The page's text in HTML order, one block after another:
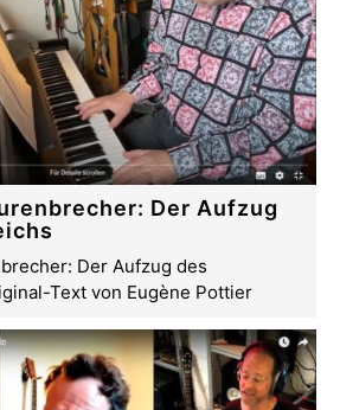
Der Aufzug
Der Aufzug des
Text von Eugène Pottier